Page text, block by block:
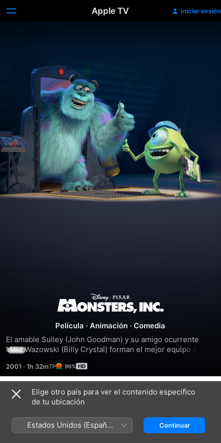
Apple TV Iniciar sesión
Monsters,
Inc.
Película ·Animación ·Comedia
El amable Sulley (John Goodman) y su amigo ocurrente
Mike Wazowski (Billy Crystal) forman el mejor equipo de
gritos en Monstrópolis. Cuando una niña llamada Boo
deambula en su mundo, son los monstruos los que se
asustan. Depende de Sulley y Mike esconderla y regresarla
a su hogar.
MÁS
2001 · 1h 32m 96%
Títulos relacionados
University
Story
2
Story
Elige otro país para ver el contenido específico
de tu ubicación
Estados Unidos (Español
México)
Continuar